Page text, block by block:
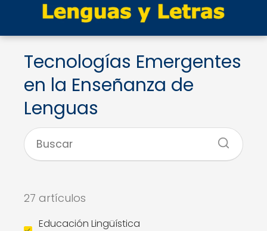
Tecnologías Emergentes
en la Enseñanza de
Lenguas
27 artículos
Educación Lingüística